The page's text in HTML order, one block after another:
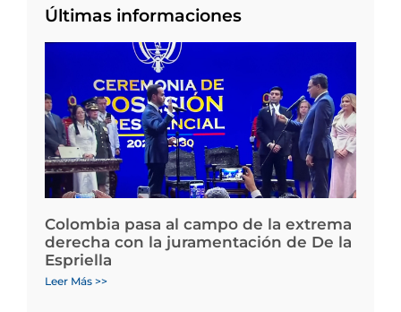
Últimas informaciones
Colombia pasa al campo de la extrema
derecha con la juramentación de De la
Espriella
Leer Más >>